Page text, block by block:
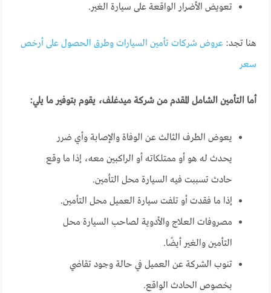
تعويض الأضرار الواقعة على سيارة الغير.
هنا تجد:عروض شركات تأمين السيارات وطرق الحصول على أرخص
سعر
أما التأمين الشامل المقدم من شركة ميدغلف، يقوم بتوفير ما يلي:
يعوض الطرف الثالث عن الوفاة والإصابة وأي ضرر
يحدث له هو أو ممتلكاته أو الراكبين معه، إذا ما وقع
حادث تسببت فيه السيارة محل التأمين.
إذا ما فقدت أو تلفت سيارة العميل محل التأمين.
مصروفات العلاج والأدوية لصاحب السيارة محل
التأمين والغير أيضًا.
تنوب الشركة عن العميل في حالة وجود تقاضي
بخصوص الحادث الواقع.